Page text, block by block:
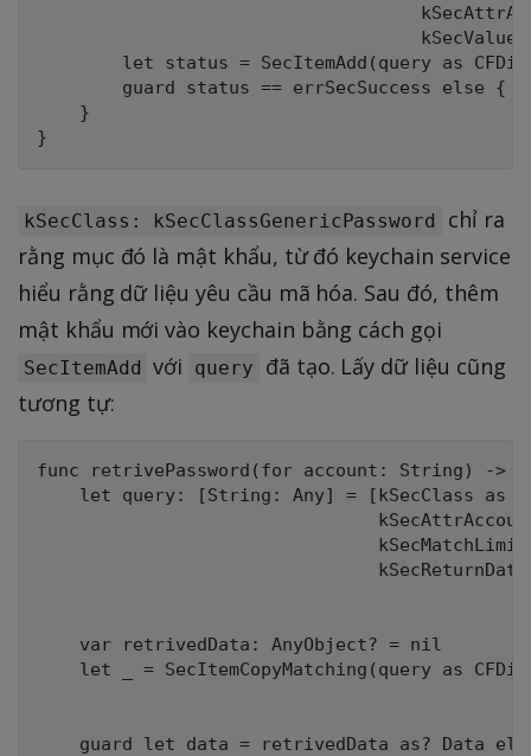
let status = SecItemAdd(query as
guard status == errSecSuccess else {
    }
kSecClass: kSecClassGenericPassword
chỉ ra
rằng mục đó là mật khẩu, từ đó keychain service
hiểu rằng dữ liệu yêu cầu mã hóa. Sau đó, thêm
mật khẩu mới vào keychain bằng cách gọi
SecItemAdd với query
đã tạo. Lấy dữ liệu cũng
tương tự:
func retrivePassword(for account: String) ->
let query: [String: Any] = [kSecClass as
    var retrivedData: AnyObject? = nil
let _ = SecItemCopyMatching(query as
guard let data = retrivedData as? Data